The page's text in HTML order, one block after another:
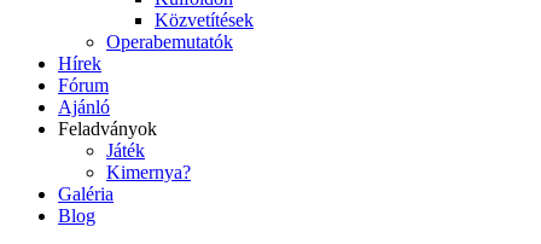
Közvetítések
Operabemutatók
Hírek
Fórum
Ajánló
Feladványok
Játék
Kimernya?
Galéria
Blog